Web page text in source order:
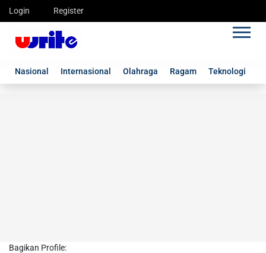
Login Register
Nasional Internasional Olahraga Ragam Teknologi
Bagikan Profile: